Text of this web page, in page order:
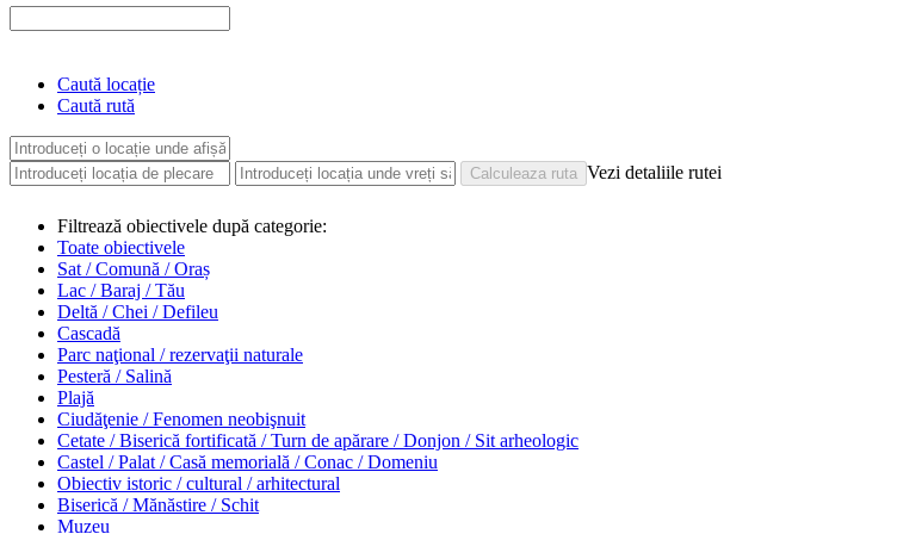
Caută locație
Caută rută
Vezi detaliile rutei
Filtrează obiectivele după categorie:
Toate obiectivele
Sat / Comună / Oraș
Lac / Baraj / Tău
Deltă / Chei / Defileu
Cascadă
Parc naţional / rezervaţii naturale
Pesteră / Salină
Plajă
Ciudăţenie / Fenomen neobişnuit
Cetate / Biserică fortificată / Turn de apărare / Donjon / Sit arheologic
Castel / Palat / Casă memorială / Conac / Domeniu
Obiectiv istoric / cultural / arhitectural
Biserică / Mănăstire / Schit
Muzeu